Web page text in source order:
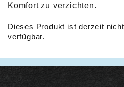
Komfort zu verzichten.
Dieses Produkt ist derzeit
verfügbar.